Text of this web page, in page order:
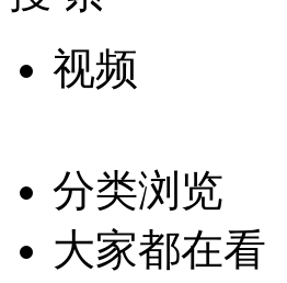
视频
分类浏览
大家都在看